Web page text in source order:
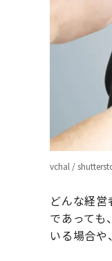
vchal /
どんな経
であって
いる場合や